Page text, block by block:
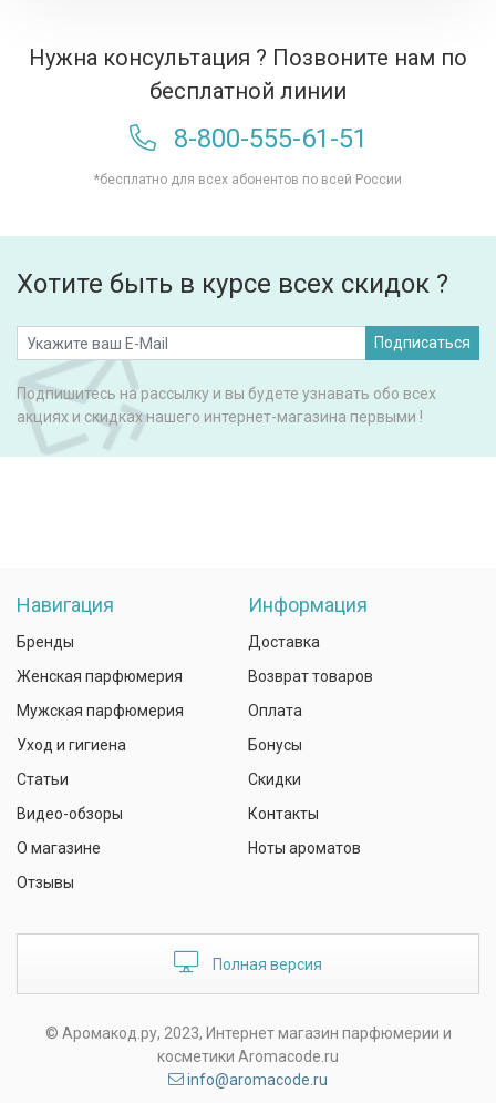
Нужна консультация ? Позвоните нам по
бесплатной линии
8-800-555-61-51
*бесплатно для всех абонентов по всей России
Хотите быть в курсе всех скидок ?
Подписаться
Подпишитесь на рассылку и вы будете узнавать обо всех
акциях и скидках нашего интернет-магазина первыми !
Навигация
Бренды
Женская парфюмерия
Мужская парфюмерия
Уход и гигиена
Статьи
Видео-обзоры
О магазине
Отзывы
Информация
Доставка
Возврат товаров
Оплата
Бонусы
Скидки
Контакты
Ноты ароматов
Полная версия
© Аромакод.ру, 2023, Интернет магазин парфюмерии и
косметики Aromacode.ru
info@aromacode.ru